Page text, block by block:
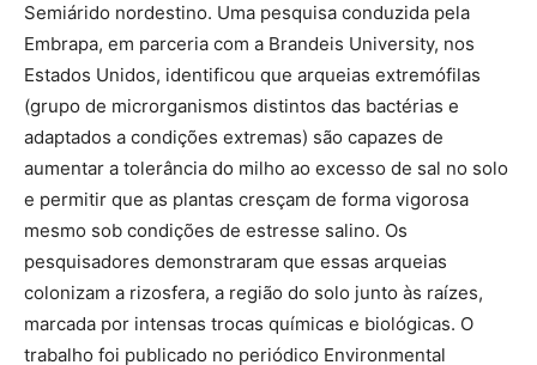
Semiárido nordestino. Uma pesquisa conduzida pela
Embrapa, em parceria com a Brandeis University, nos
Estados Unidos, identificou que arqueias extremófilas
(grupo de microrganismos distintos das bactérias e
adaptados a condições extremas) são capazes de
aumentar a tolerância do milho ao excesso de sal no solo
e permitir que as plantas cresçam de forma vigorosa
mesmo sob condições de estresse salino. Os
pesquisadores demonstraram que essas arqueias
colonizam a rizosfera, a região do solo junto às raízes,
marcada por intensas trocas químicas e biológicas. O
trabalho foi publicado no periódico Environmental